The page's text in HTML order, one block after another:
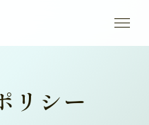
リシー